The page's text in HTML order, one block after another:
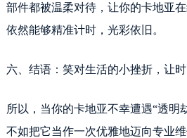
部件都被温柔对待，让你的卡地亚
依然能够精准计时，光彩依旧。
六、结语：笑对生活的小挫折，让
所以，当你的卡地亚不幸遭遇“透明
不如把它当作一次优雅地迈向专业